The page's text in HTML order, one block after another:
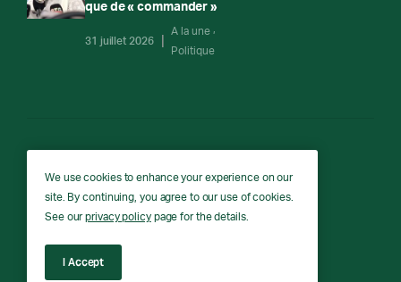
que de « commander »
31 juillet 2026
A la une
Politique
RTG
RTG © Copyright 2026 - All rights reserved.
We use cookies to enhance your experience on our
site. By continuing, you agree to our use of cookies.
See ourprivacy policypage for the details.
I Accept